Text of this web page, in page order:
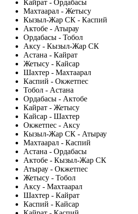
Кайрат - Ордабасы
Махтаарал - Жетысу
Кызыл-Жар СК - Каспий
Актобе - Атырау
Ордабасы - Тобол
Аксу - Кызыл-Жар СК
Астана - Кайрат
Жетысу - Кайсар
Шахтер - Махтаарал
Каспий - Окжетпес
Тобол - Астана
Ордабасы - Актобе
Кайрат - Жетысу
Кайсар - Шахтер
Окжетпес - Аксу
Кызыл-Жар СК - Атырау
Махтаарал - Каспий
Астана - Ордабасы
Актобе - Кызыл-Жар СК
Атырау - Окжетпес
Жетысу - Тобол
Аксу - Махтаарал
Шахтер - Кайрат
Каспий - Кайсар